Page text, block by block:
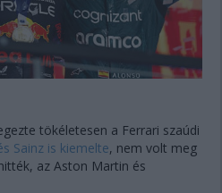
tökéletesen a Ferrari szaúdi
Sainz is kiemelte, nem volt meg
az Aston Martin és